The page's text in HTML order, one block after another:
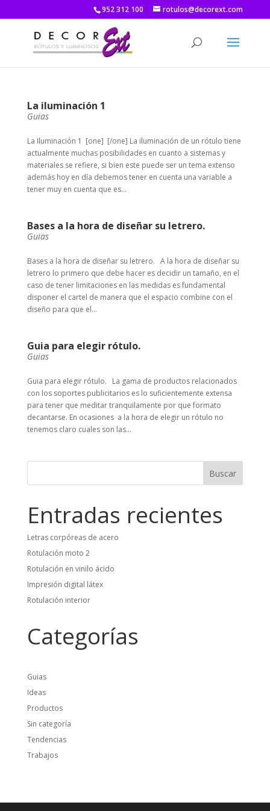
952 312 100 rotulos@decorext.com
La iluminación 1
Guias
La Iluminación 1 [one] [/one] La iluminación de un rótulo tiene
actualmente muchas posibilidades en cuanto a sistemas y
materiales se refiere, si bien este puede ser un tema extenso
además hoy en día debemos tener en cuenta una variable a
tener muy en cuenta que es...
Bases a la hora de diseñar su letrero.
Guias
Bases a la hora de diseñar su letrero. A la hora de diseñar su
letrero lo primero que debe hacer es decidir un tamaño, en el
caso de tener limitaciones en las medidas es fundamental
disponer el cartel de manera que el espacio combine con el
diseño para que el...
Guia para elegir rótulo.
Guias
Guia para elegir rótulo. La gama de productos relacionados
con los soportes publicitarios es lo suficientemente extensa
para tener que meditar tranquilamente por que formato
decantarse. En ocasiones a la hora de elegir un rótulo no
tenemos claro cuales son las...
Buscar
Entradas recientes
Letras corpóreas de acero
Rotulación moto 2
Rotulación en vinilo ácido
Impresión digital látex
Rotulación interior
Categorías
Guias
Ideas
Productos
Sin categoría
Tendencias
Trabajos